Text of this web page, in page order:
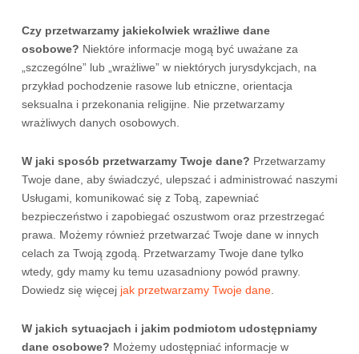
Czy przetwarzamy jakiekolwiek wrażliwe dane
osobowe? Niektóre informacje mogą być uważane za
„szczególne” lub „wrażliwe” w niektórych jurysdykcjach, na
przykład pochodzenie rasowe lub etniczne, orientacja
seksualna i przekonania religijne. Nie przetwarzamy
wrażliwych danych osobowych.
W jaki sposób przetwarzamy Twoje dane? Przetwarzamy
Twoje dane, aby świadczyć, ulepszać i administrować naszymi
Usługami, komunikować się z Tobą, zapewniać
bezpieczeństwo i zapobiegać oszustwom oraz przestrzegać
prawa. Możemy również przetwarzać Twoje dane w innych
celach za Twoją zgodą. Przetwarzamy Twoje dane tylko
wtedy, gdy mamy ku temu uzasadniony powód prawny.
Dowiedz się więcej jak przetwarzamy Twoje dane.
W jakich sytuacjach i jakim podmiotom udostępniamy
dane osobowe? Możemy udostępniać informacje w